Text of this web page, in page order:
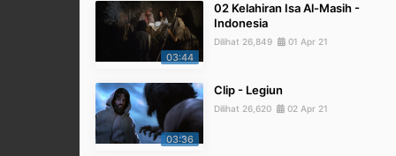
03:44
02 Kelahiran Isa Al-Masih -
Indonesia
Dilihat 26,849 01 Apr 21
03:36
Clip - Legiun
Dilihat 26,620 02 Apr 21